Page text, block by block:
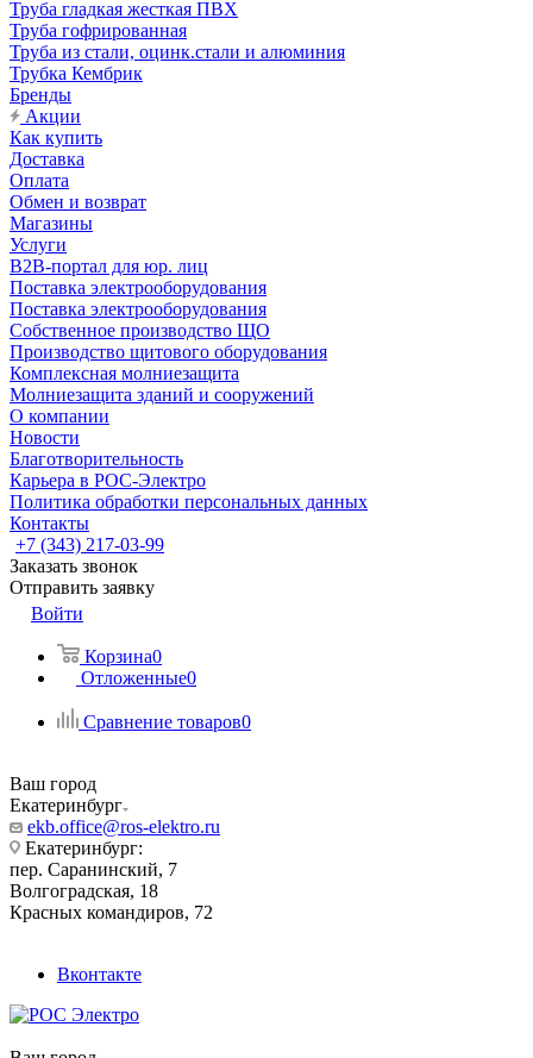
Труба гладкая жесткая ПВХ
Труба гофрированная
Труба из стали, оцинк.стали и алюминия
Трубка Кембрик
Бренды
Акции
Как купить
Доставка
Оплата
Обмен и возврат
Магазины
Услуги
B2B-портал для юр. лиц
Поставка электрооборудования
Поставка электрооборудования
Собственное производство ЩО
Производство щитового оборудования
Комплексная молниезащита
Молниезащита зданий и сооружений
О компании
Новости
Благотворительность
Карьера в РОС-Электро
Политика обработки персональных данных
Контакты
+7 (343) 217-03-99
Заказать звонок
Отправить заявку
Войти
Корзина0
Отложенные0
Сравнение товаров0
Ваш город
Екатеринбург
ekb.office@ros-elektro.ru
Екатеринбург:
пер. Саранинский, 7
Волгоградская, 18
Красных командиров, 72
Вконтакте